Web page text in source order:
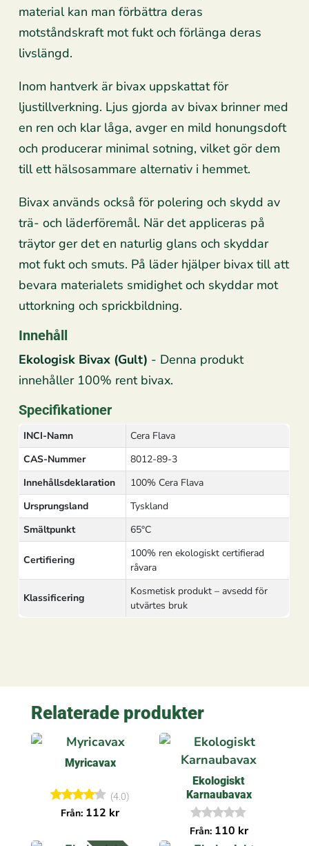
material kan man förbättra deras
motståndskraft mot fukt och förlänga deras
livslängd.
Inom hantverk är bivax uppskattat för
ljustillverkning. Ljus gjorda av bivax brinner med
en ren och klar låga, avger en mild honungsdoft
och producerar minimal sotning, vilket gör dem
till ett hälsosammare alternativ i hemmet.
Bivax används också för polering och skydd av
trä- och läderföremål. När det appliceras på
träytor ger det en naturlig glans och skyddar
mot fukt och smuts. På läder hjälper bivax till att
bevara materialets smidighet och skyddar mot
uttorkning och sprickbildning.
Innehåll
Ekologisk Bivax (Gult) - Denna produkt
innehåller 100% rent bivax.
Specifikationer
INCI-Namn
Cera Flava
CAS-Nummer
8012-89-3
Innehållsdeklaration
100% Cera Flava
Ursprungsland
Tyskland
Smältpunkt
65°C
Certifiering
100% ren ekologiskt certifierad
råvara
Klassificering
Kosmetisk produkt – avsedd för
utvärtes bruk
Relaterade produkter
Myricavax
Betygsa
(4.0)
Från: 112 kr
Ekologiskt
Karnaubavax
I
Från: 110 kr